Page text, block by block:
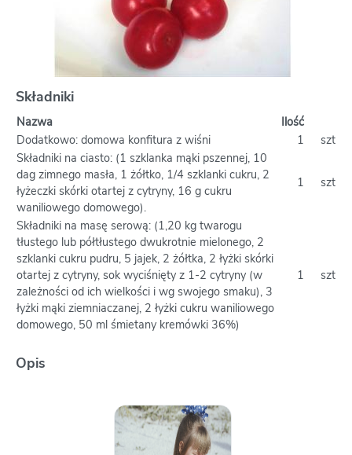
Składniki
Nazwa
Ilość
Dodatkowo: domowa konfitura z wiśni
1
szt
Składniki na ciasto: (1 szklanka mąki pszennej, 10
dag zimnego masła, 1 żółtko, 1/4 szklanki cukru, 2
łyżeczki skórki otartej z cytryny, 16 g cukru
waniliowego domowego).
1 szt
Składniki na masę serową: (1,20 kg twarogu
tłustego lub półtłustego dwukrotnie mielonego, 2
szklanki cukru pudru, 5 jajek, 2 żółtka, 2 łyżki skórki
otartej z cytryny, sok wyciśnięty z 1-2 cytryny (w
zależności od ich wielkości i wg swojego smaku), 3
łyżki mąki ziemniaczanej, 2 łyżki cukru waniliowego
domowego, 50 ml śmietany kremówki 36%)
1 szt
Opis